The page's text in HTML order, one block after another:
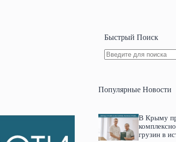
Быстрый Поиск
Популярные Новости
В Крыму
грузин в